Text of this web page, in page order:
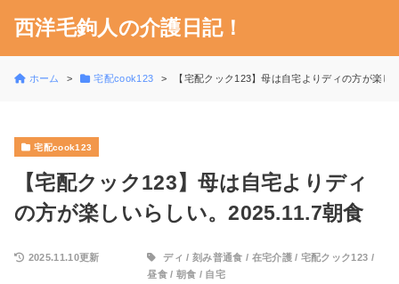
西洋毛鉤人の介護日記！
ホーム 宅配cook123 【宅配クック123】母は自宅よりディの方が楽し
宅配cook123
【宅配クック123】母は自宅よりディ
の方が楽しいらしい。2025.11.7朝食
2025.11.10更新 ディ / 刻み普通食 / 在宅介護/ 宅配クック123 /
昼食/ 朝食 / 自宅